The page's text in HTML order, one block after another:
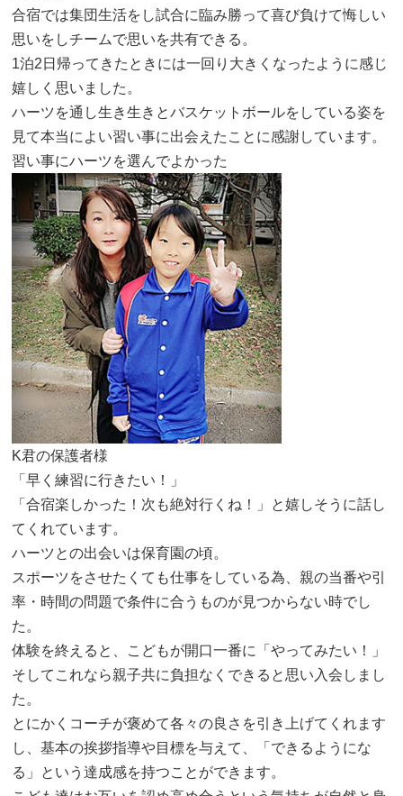
合宿では集団生活をし試合に臨み勝って喜び負けて悔しい
思いをしチームで思いを共有できる。
1泊2日帰ってきたときには一回り大きくなったように感じ
嬉しく思いました。
ハーツを通し生き生きとバスケットボールをしている姿を
見て本当によい習い事に出会えたことに感謝しています。
習い事にハーツを選んでよかった
K君の保護者様
「早く練習に行きたい！」
「合宿楽しかった！次も絶対行くね！」と嬉しそうに話し
てくれています。
ハーツとの出会いは保育園の頃。
スポーツをさせたくても仕事をしている為、親の当番や引
率・時間の問題で条件に合うものが見つからない時でし
た。
体験を終えると、こどもが開口一番に「やってみたい！」
そしてこれなら親子共に負担なくできると思い入会しまし
た。
とにかくコーチが褒めて各々の良さを引き上げてくれます
し、基本の挨拶指導や目標を与えて、「できるようにな
る」という達成感を持つことができます。